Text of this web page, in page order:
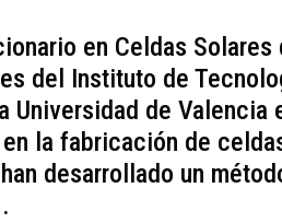
en Celdas
del Instituto de
Universidad de Valencia
la fabricación de
desarrollado un